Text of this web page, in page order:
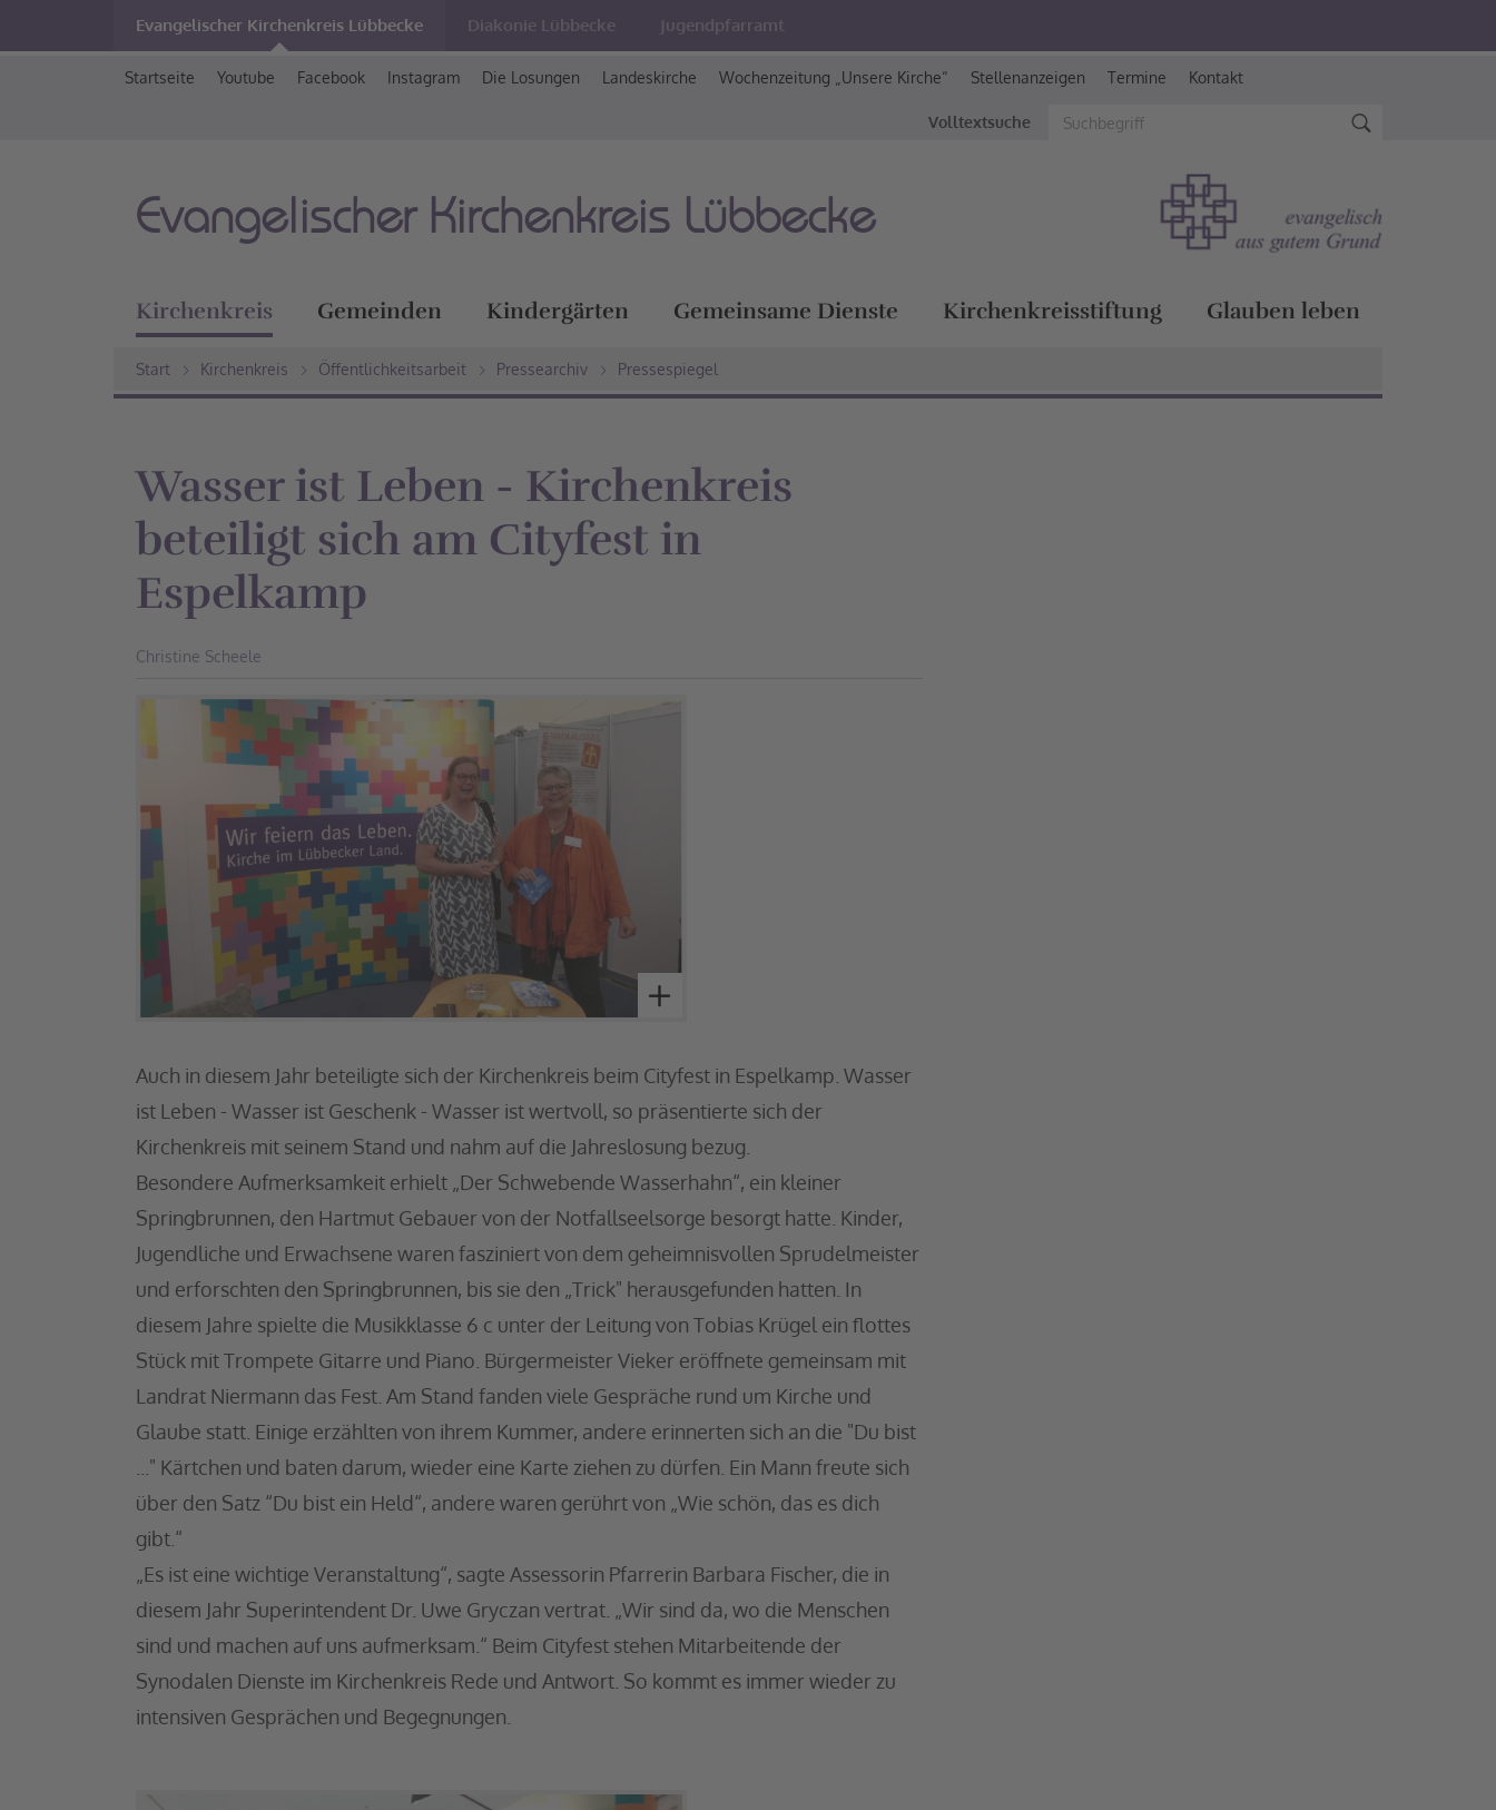
Evangelischer Kirchenkreis Lübbecke Diakonie Lübbecke Jugendpfarramt
Startseite Youtube Facebook Instagram Die Losungen Landeskirche Wochenzeitung „Unsere Kirche“ Stellenanzeigen Termine Kontakt
Volltextsuche
Evangelischer Kirchenkreis Lübbecke
Kirchenkreis Gemeinden Kindergärten Gemeinsame Dienste Kirchenkreisstiftung Glauben leben
Start Kirchenkreis Öffentlichkeitsarbeit Pressearchiv Pressespiegel
Wasser ist Leben - Kirchenkreis
beteiligt sich am Cityfest in
Espelkamp
Christine Scheele
Auch in diesem Jahr beteiligte sich der Kirchenkreis beim Cityfest in Espelkamp. Wasser
ist Leben - Wasser ist Geschenk - Wasser ist wertvoll, so präsentierte sich der
Kirchenkreis mit seinem Stand und nahm auf die Jahreslosung bezug.
Besondere Aufmerksamkeit erhielt „Der Schwebende Wasserhahn“, ein kleiner
Springbrunnen, den Hartmut Gebauer von der Notfallseelsorge besorgt hatte. Kinder,
Jugendliche und Erwachsene waren fasziniert von dem geheimnisvollen Sprudelmeister
und erforschten den Springbrunnen, bis sie den „Trick" herausgefunden hatten. In
diesem Jahre spielte die Musikklasse 6 c unter der Leitung von Tobias Krügel ein flottes
Stück mit Trompete Gitarre und Piano. Bürgermeister Vieker eröffnete gemeinsam mit
Landrat Niermann das Fest. Am Stand fanden viele Gespräche rund um Kirche und
Glaube statt. Einige erzählten von ihrem Kummer, andere erinnerten sich an die "Du bist
..." Kärtchen und baten darum, wieder eine Karte ziehen zu dürfen. Ein Mann freute sich
über den Satz “Du bist ein Held“, andere waren gerührt von „Wie schön, das es dich
gibt.“
„Es ist eine wichtige Veranstaltung“, sagte Assessorin Pfarrerin Barbara Fischer, die in
diesem Jahr Superintendent Dr. Uwe Gryczan vertrat. „Wir sind da, wo die Menschen
sind und machen auf uns aufmerksam.“ Beim Cityfest stehen Mitarbeitende der
Synodalen Dienste im Kirchenkreis Rede und Antwort. So kommt es immer wieder zu
intensiven Gesprächen und Begegnungen.